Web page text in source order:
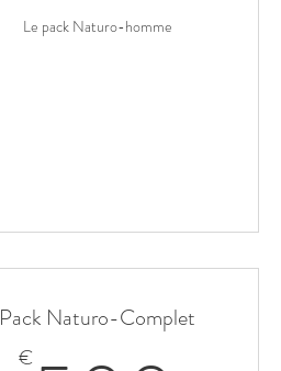
Le pack Naturo-homme
Pack Naturo-Complet
€